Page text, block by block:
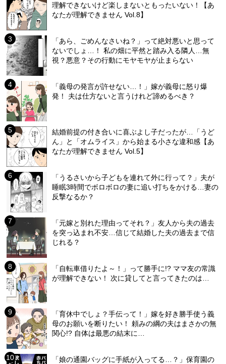
理解できないけど楽しまないともったいない！【あ
なたが理解できません Vol.8】
「あら、ごめんなさいね？」って絶対悪いと思って
ないでしょ…！ 私の畑に平然と踏み入る隣人…無
視？悪意？その行動にモヤモヤが止まらない
「義母の発言が許せない…！」嫁が義母に怒り爆
発！ 夫は仕方ないと言うけれど諦めるべき？
結婚前提の付き合いに喜ぶよし子だったが…「うど
ん」と「オムライス」から始まる小さな違和感【あ
なたが理解できません Vol.5】
「うるさいから子どもを連れて外に行って？」夫が
睡眠3時間でボロボロの妻に追い打ちをかける…妻の
反撃なるか？
「元嫁と別れた理由ってそれ？」友人から夫の過去
を突っ込まれ不安…信じて結婚した夫の過去まで信
じれる？
「自転車借りたよ～！」って勝手に!? ママ友の常識
が理解できない！ 次に貸してと言ってきたのは…
「育休中でしょ？手伝って！」嫁を好き勝手使う義
母のお願いを断りたい！ 頼みの綱の夫はまさかの無
関心!? 自体は最悪の結末に…
「娘の通園バッグに手紙が入ってる…？」保育園の